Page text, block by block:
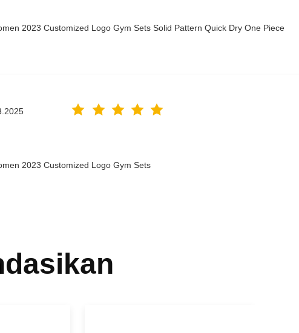
2023 Customized Logo Gym Sets Solid Pattern Quick Dry One Piece
2023 Customized Logo Gym Sets